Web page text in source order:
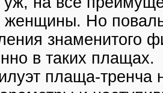
женщины. Но
знаменитого
в таких плащах.
плаща-тренча